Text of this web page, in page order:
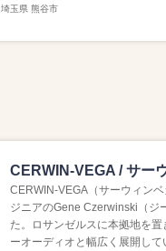
埼玉県 熊谷市
CERWIN-VEGA / サー
CERWIN-VEGA（サーウィン
ジニアのGene Czerwinski（ジ
た。ロサンゼルスに本拠地を
ーオーディオと幅広く展開し